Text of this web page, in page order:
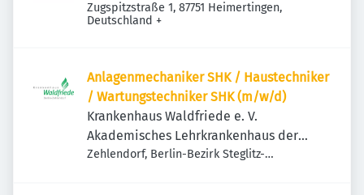
Zugspitzstraße 1, 87751 Heimertingen,
Deutschland +
Anlagenmechaniker SHK / Haustechniker
/ Wartungstechniker SHK (m/w/d)
Krankenhaus Waldfriede e. V.
Akademisches Lehrkrankenhaus der
Charité
Zehlendorf, Berlin-Bezirk Steglitz-